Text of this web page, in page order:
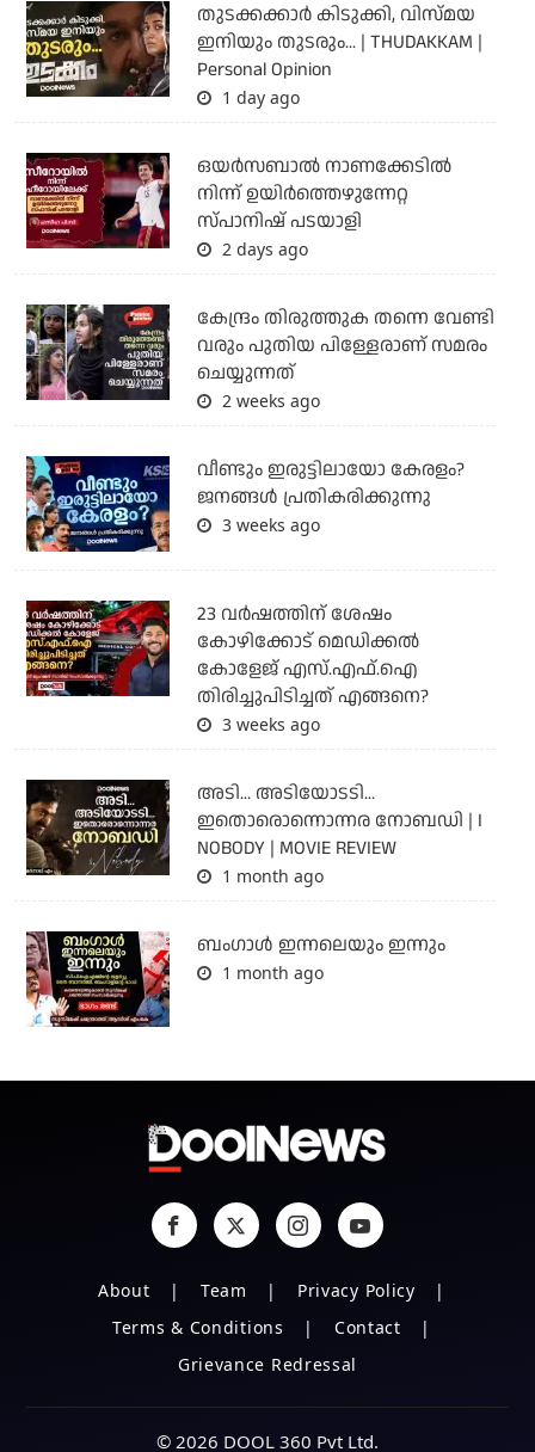
തുടക്കക്കാര്‍ കിടുക്കി, വിസ്മയ
ഇനിയും തുടരും... | THUDAKKAM |
Personal Opinion
1 day ago
ഒയര്‍സബാൽ നാണക്കേടിൽ
നിന്ന് ഉയിർത്തെഴുന്നേറ്റ
സ്പാനിഷ് പടയാളി
2 days ago
കേന്ദ്രം തിരുത്തുക തന്നെ വേണ്ടി
വരും പുതിയ പിള്ളേരാണ് സമരം
ചെയ്യുന്നത്
2 weeks ago
വീണ്ടും ഇരുട്ടിലായോ കേരളം?
ജനങ്ങൾ പ്രതികരിക്കുന്നു
3 weeks ago
23 വർഷത്തിന് ശേഷം
കോഴിക്കോട് മെഡിക്കൽ
കോളേജ് എസ്.എഫ്.ഐ
തിരിച്ചുപിടിച്ചത് എങ്ങനെ?
3 weeks ago
അടി... അടിയോടടി...
ഇതൊരൊന്നൊന്നര നോബഡി | I
NOBODY | MOVIE REVIEW
1 month ago
ബംഗാള്‍ ഇന്നലെയും ഇന്നും
1 month ago
About Team
Privacy Policy
Terms & Conditions
Contact
Grievance Redressal
© 2026 DOOL 360 Pvt Ltd.